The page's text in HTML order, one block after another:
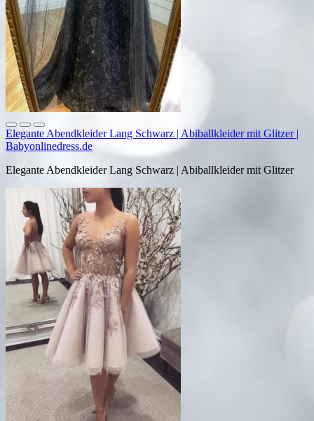
Elegante Abendkleider Lang Schwarz | Abiballkleider mit Glitzer |
Babyonlinedress.de
Elegante Abendkleider Lang Schwarz | Abiballkleider mit Glitzer